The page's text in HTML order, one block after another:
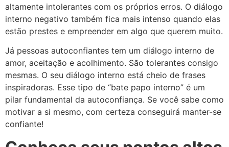
altamente intolerantes com os próprios erros. O diálogo
interno negativo também fica mais intenso quando elas
estão prestes e empreender em algo que querem muito.
Já pessoas autoconfiantes tem um diálogo interno de
amor, aceitação e acolhimento. São tolerantes consigo
mesmas. O seu diálogo interno está cheio de frases
inspiradoras. Esse tipo de “bate papo interno” é um
pilar fundamental da autoconfiança. Se você sabe como
motivar a si mesmo, com certeza conseguirá manter-se
confiante!